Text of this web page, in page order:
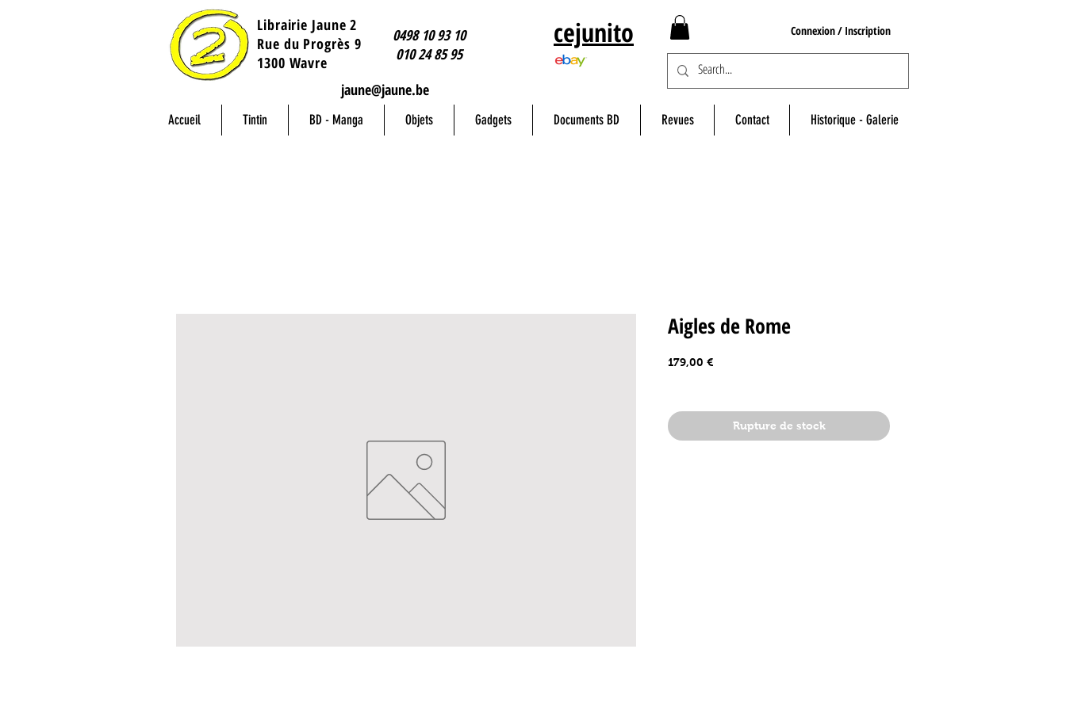
Librairie Jaune 2
​Rue du Progrès 9
1300 Wavre
0498 10 93 10
010 24 85 95
jaune@jaune.be
cejunito Connexion / Inscription
Accueil Tintin BD - Manga Objets Gadgets Documents BD Revues Contact Historique - Galerie
Aigles de Rome
179,00 €
Rupture de stock